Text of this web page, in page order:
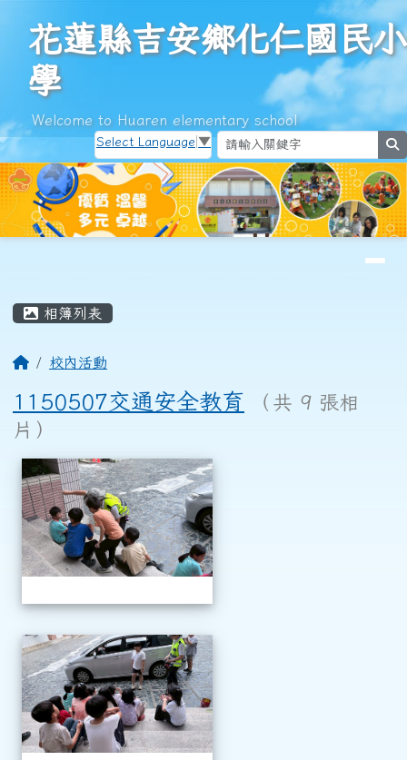
花蓮縣吉安鄉化仁國民小學
花蓮縣吉安鄉化仁國民小
學
Welcome to Huaren elementary school
Select Language ▼
相簿列表
回首頁校內活動
1150507交通安全教育
（共 9 張相
片）
相簿列表 1150507交通安全教育